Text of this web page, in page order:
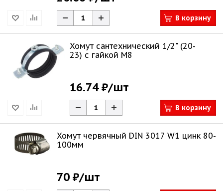
В корзину
Хомут сантехнический 1/2" (20-
23) с гайкой М8
16.74 ₽/шт
В корзину
Хомут червячный DIN 3017 W1 цинк 80-
100мм
70 ₽/шт